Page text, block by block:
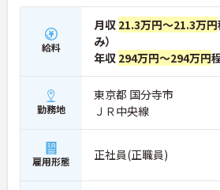
給料
月収 21.3万円～21.3万円
み）
年収 294万円～294万円
勤務地
東京都 国分寺市
ＪＲ中央線
雇用形態 正社員(正職員)